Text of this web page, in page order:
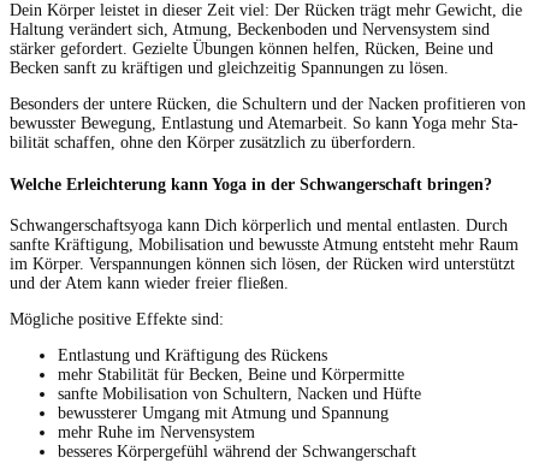
Dein Kör­p­er leis­tet in dieser Zeit viel: Der Rück­en trägt mehr Gewicht, die
Hal­tung verän­dert sich, Atmung, Beck­en­bo­den und Ner­ven­sys­tem sind
stärk­er gefordert. Gezielte Übun­gen kön­nen helfen, Rück­en, Beine und
Beck­en san­ft zu kräfti­gen und gle­ichzeit­ig Span­nun­gen zu lösen.
Beson­ders der untere Rück­en, die Schul­tern und der Nack­en prof­i­tieren von
bewusster Bewe­gung, Ent­las­tung und Atemar­beit. So kann Yoga mehr Sta­
bil­ität schaf­fen, ohne den Kör­p­er zusät­zlich zu überfordern.
Welche Erleichterung kann Yoga in der Schwangerschaft bringen?
Schwanger­schaft­syo­ga kann Dich kör­per­lich und men­tal ent­las­ten. Durch
san­fte Kräf­ti­gung, Mobil­i­sa­tion und bewusste Atmung entste­ht mehr Raum
im Kör­p­er. Verspan­nun­gen kön­nen sich lösen, der Rück­en wird unter­stützt
und der Atem kann wieder freier fließen.
Mögliche pos­i­tive Effek­te sind:
Ent­las­tung und Kräf­ti­gung des Rückens
mehr Sta­bil­ität für Beck­en, Beine und Körpermitte
san­fte Mobil­i­sa­tion von Schul­tern, Nack­en und Hüfte
bewusster­er Umgang mit Atmung und Spannung
mehr Ruhe im Nervensystem
besseres Kör­perge­fühl während der Schwangerschaft